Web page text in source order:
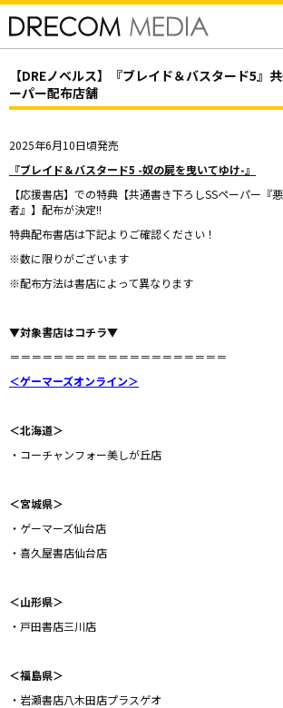
【DREノベルス】『ブレイド＆バスタード5』
ーパー配布店舗
2025年6月10日頃発売
『ブレイド＆バスタード5 -奴の屍を曳いてゆけ-』
【応援書店】での特典【共通書き下ろしSSペーパー『
者』】配布が決定!!
特典配布書店は下記よりご確認ください！
※数に限りがございます
※配布方法は書店によって異なります
▼対象書店はコチラ▼
＝＝＝＝＝＝＝＝＝＝＝＝＝＝＝＝＝＝＝＝
＜ゲーマーズオンライン＞
＜北海道＞
・コーチャンフォー美しが丘店
＜宮城県＞
・ゲーマーズ仙台店
・喜久屋書店仙台店
＜山形県＞
・戸田書店三川店
＜福島県＞
・岩瀬書店八木田店プラスゲオ